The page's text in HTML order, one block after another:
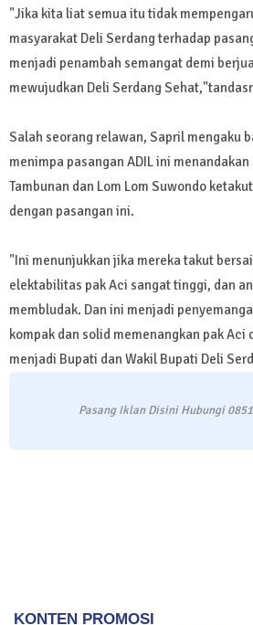
"Jika kita liat semua itu tidak
masyarakat Deli Serdang terhadap
menjadi penambah semangat demi
mewujudkan Deli Serdang
Salah seorang relawan, Sapril mengaku
menimpa pasangan ADIL ini
Tambunan dan Lom Lom Suwondo
dengan pasangan ini.
"Ini menunjukkan jika mereka takut
elektabilitas pak Aci sangat tinggi, dan
membludak. Dan ini menjadi
kompak dan solid memenangkan pak Aci
menjadi Bupati dan Wakil Bupati Deli
Pasang Iklan Disini Hubungi